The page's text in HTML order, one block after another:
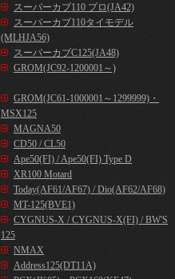
スーパーカブ110 プロ(JA42)
スーパーカブ110タイモデル
(MLHJA56)
スーパーカブC125(JA48)
GROM(JC92-1200001～)
GROM(JC61-1000001～1299999)・
MSX125
MAGNA50
CD50 / CL50
Ape50(FI) / Ape50(FI) Type D
XR100 Motard
Today(AF61/AF67) / Dio(AF62/AF68)
MT-125(BVE1)
CYGNUS-X / CYGNUS-X(FI) / BW'S
125
NMAX
Address125(DT11A)